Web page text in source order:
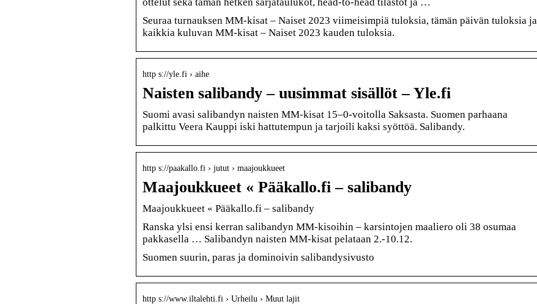
Seuraa turnauksen MM-kisat – Naiset 2023 viimeisimpiä tuloksia, tämän päivän tuloksia ja
kaikkia kuluvan MM-kisat – Naiset 2023 kauden tuloksia.
http s://yle.fi › aihe
Naisten salibandy – uusimmat sisällöt – Yle.fi
Suomi avasi salibandyn naisten MM-kisat 15–0-voitolla Saksasta. Suomen parhaana
palkittu Veera Kauppi iski hattutempun ja tarjoili kaksi syöttöä. Salibandy.
http s://paakallo.fi › jutut › maajoukkueet
Maajoukkueet « Pääkallo.fi – salibandy
Maajoukkueet « Pääkallo.fi – salibandy
Ranska ylsi ensi kerran salibandyn MM-kisoihin – karsintojen maaliero oli 38 osumaa
pakkasella … Salibandyn naisten MM-kisat pelataan 2.-10.12.
Suomen suurin, paras ja dominoivin salibandysivusto
http s://www.iltalehti.fi › Urheilu › Muut lajit